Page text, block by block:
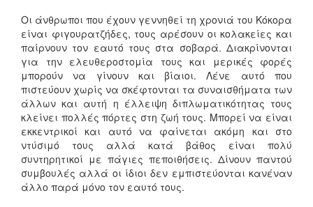
Οι άνθρωποι που έχουν γεννηθεί τη χρονιά του Κόκορα
είναι φιγουρατζήδες, τους αρέσουν οι κολακείες και
παίρνουν τον εαυτό τους στα σοβαρά. Διακρίνονται
για την ελευθεροστομία τους και μερικές φορές
μπορούν να γίνουν και βίαιοι. Λένε αυτό που
πιστεύουν χωρίς να σκέφτονται τα συναισθήματα των
άλλων και αυτή η έλλειψη διπλωματικότητας τους
κλείνει πολλές πόρτες στη ζωή τους. Μπορεί να είναι
εκκεντρικοί και αυτό να φαίνεται ακόμη και στο
ντύσιμό τους αλλά κατά βάθος είναι πολύ
συντηρητικοί με πάγιες πεποιθήσεις. Δίνουν παντού
συμβουλές αλλά οι ίδιοι δεν εμπιστεύονται κανέναν
άλλο παρά μόνο τον εαυτό τους.